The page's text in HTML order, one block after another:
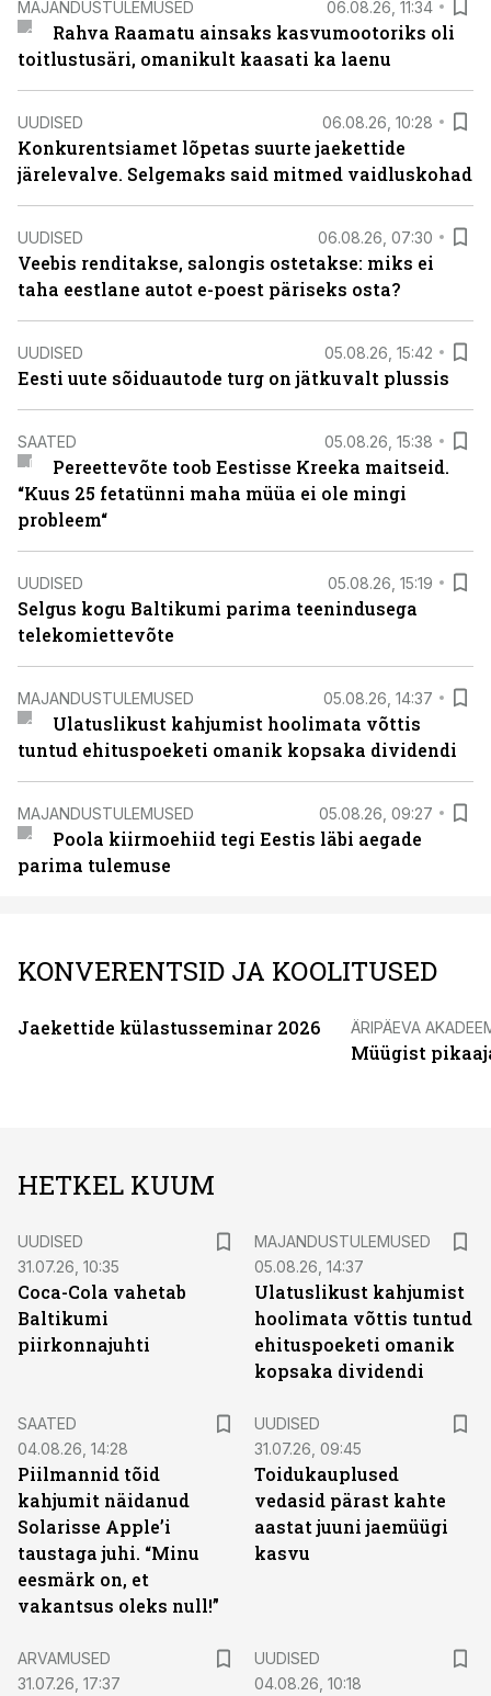
MAJANDUSTULEMUSED 06.08.26, 11:34
Rahva Raamatu ainsaks kasvumootoriks oli
toitlustusäri, omanikult kaasati ka laenu
UUDISED 06.08.26, 10:28
Konkurentsiamet lõpetas suurte jaekettide
järelevalve. Selgemaks said mitmed vaidluskohad
UUDISED 06.08.26, 07:30
Veebis renditakse, salongis ostetakse: miks ei
taha eestlane autot e-poest päriseks osta?
UUDISED 05.08.26, 15:42
Eesti uute sõiduautode turg on jätkuvalt plussis
SAATED 05.08.26, 15:38
Pereettevõte toob Eestisse Kreeka maitseid.
“Kuus 25 fetatünni maha müüa ei ole mingi
probleem“
UUDISED 05.08.26, 15:19
Selgus kogu Baltikumi parima teenindusega
telekomiettevõte
MAJANDUSTULEMUSED 05.08.26, 14:37
Ulatuslikust kahjumist hoolimata võttis
tuntud ehituspoeketi omanik kopsaka dividendi
MAJANDUSTULEMUSED 05.08.26, 09:27
Poola kiirmoehiid tegi Eestis läbi aegade
parima tulemuse
KONVERENTSID JA KOOLITUSED
Jaekettide külastusseminar 2026 ÄRIPÄEVA
Müügist
HETKEL KUUM
UUDISED
31.07.26, 10:35
Coca-Cola vahetab
Baltikumi
piirkonnajuhti
MAJANDUSTULEMUSED
05.08.26, 14:37
Ulatuslikust kahjumist
hoolimata võttis tuntud
ehituspoeketi omanik
kopsaka dividendi
SAATED
04.08.26, 14:28
Piilmannid tõid
kahjumit näidanud
Solarisse Apple’i
taustaga juhi. “Minu
eesmärk on, et
vakantsus oleks null!”
UUDISED
31.07.26, 09:45
Toidukauplused
vedasid pärast kahte
aastat juuni jaemüügi
kasvu
ARVAMUSED
31.07.26, 17:37
UUDISED
04.08.26, 10:18